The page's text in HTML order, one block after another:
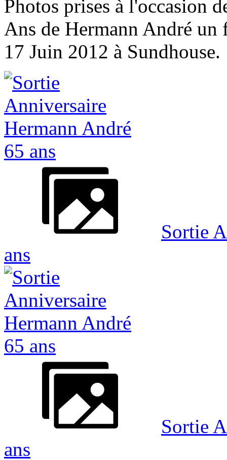
Photos prises à l'occasion
Ans de Hermann André
17 Juin 2012 à Sundhouse.
Sortie
ans
Sortie
ans